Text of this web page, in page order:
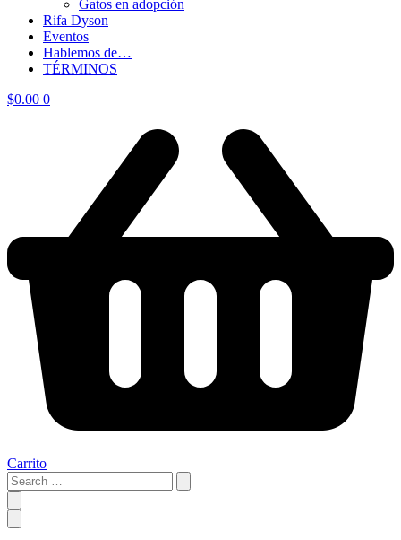
Gatos en adopción
Rifa Dyson
Eventos
Hablemos de…
TÉRMINOS
$0.00 0
Carrito
Search
…